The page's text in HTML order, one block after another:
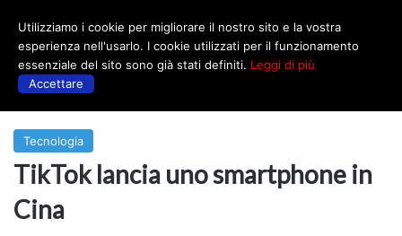
Tecnologia
TikTok lancia uno smartphone in
Cina
Utilizziamo i cookie per migliorare il nostro sito e la vostra
esperienza nell'usarlo. I cookie utilizzati per il funzionamento
essenziale del sito sono già stati definiti. Leggi di più
Accettare